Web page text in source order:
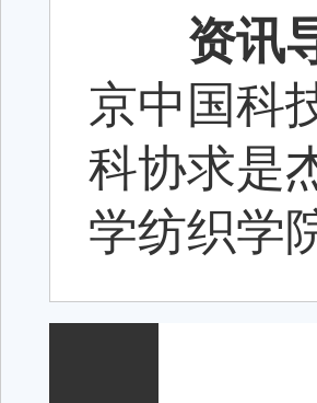
资讯
京中国科
科协求是
学纺织学